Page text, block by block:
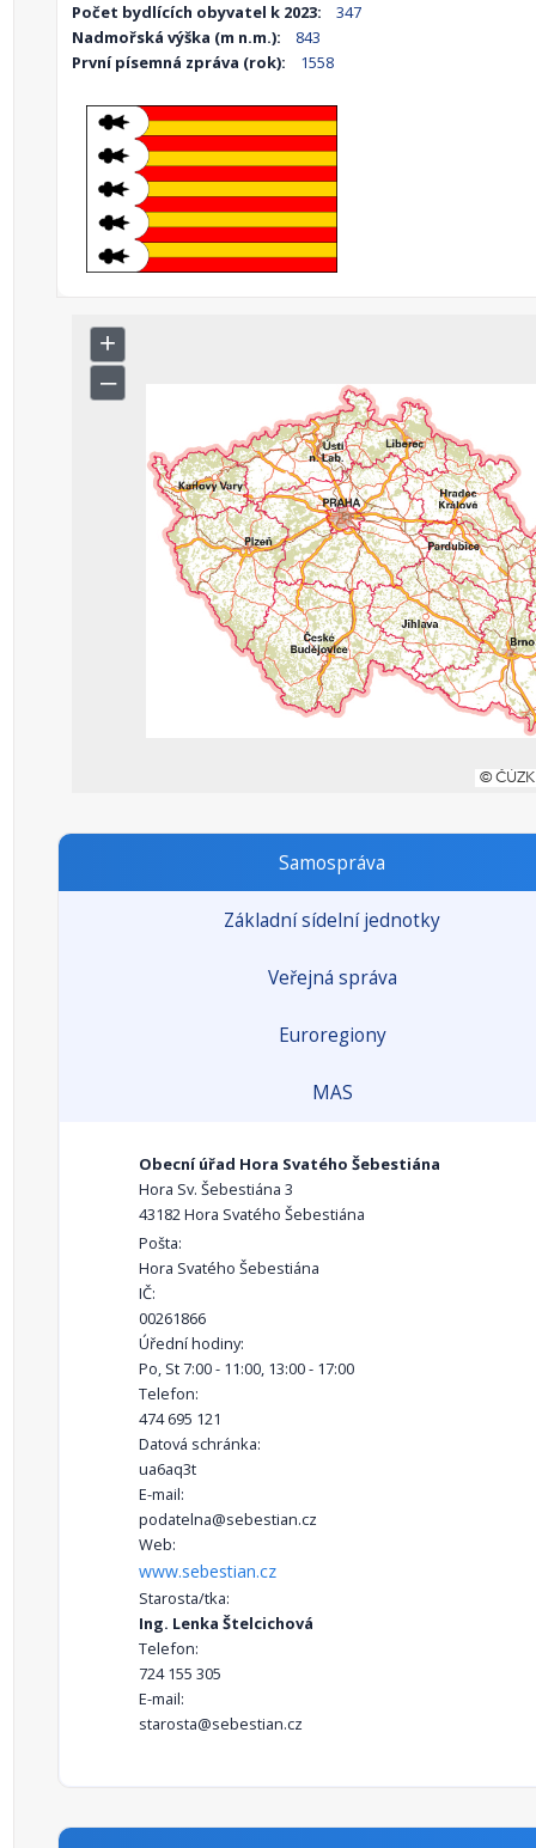
Počet bydlících obyvatel k 2023:
347
Nadmořská výška (m n.m.):
843
První písemná zpráva (rok):
1558
Samospráva
Základní sídelní jednotky
Veřejná správa
Euroregiony
MAS
Obecní úřad Hora Svatého Šebestiána
Hora Sv. Šebestiána 3
43182 Hora Svatého Šebestiána
Pošta:
Hora Svatého Šebestiána
IČ:
00261866
Úřední hodiny:
Po, St 7:00 - 11:00, 13:00 - 17:00
Telefon:
474 695 121
Datová schránka:
ua6aq3t
E-mail:
podatelna@sebestian.cz
Web:
www.sebestian.cz
Starosta/tka:
Ing. Lenka Štelcichová
Telefon:
724 155 305
E-mail:
starosta@sebestian.cz